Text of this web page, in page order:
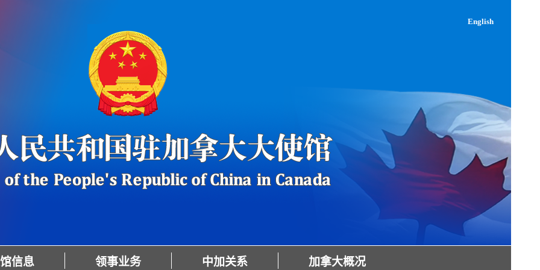
English
信息 领事业务 中加关系 加拿大概况